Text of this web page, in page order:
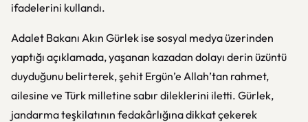
ifadelerini kullandı.
Adalet Bakanı Akın Gürlek ise sosyal medya üzerinden
yaptığı açıklamada, yaşanan kazadan dolayı derin üzüntü
duyduğunu belirterek, şehit Ergün’e Allah’tan rahmet,
ailesine ve Türk milletine sabır dileklerini iletti. Gürlek,
jandarma teşkilatının fedakârlığına dikkat çekerek